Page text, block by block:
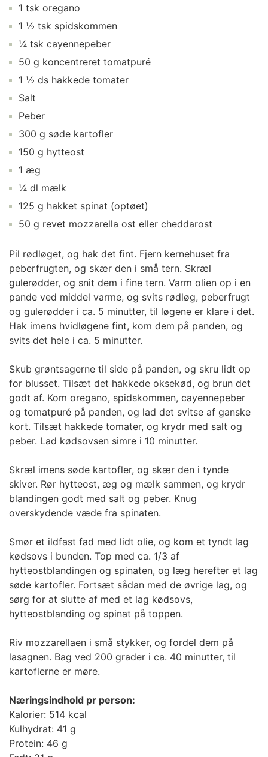
1 tsk oregano
1 ½ tsk spidskommen
¼ tsk cayennepeber
50 g koncentreret tomatpuré
1 ½ ds hakkede tomater
Salt
Peber
300 g søde kartofler
150 g hytteost
1 æg
¼ dl mælk
125 g hakket spinat (optøet)
50 g revet mozzarella ost eller cheddarost
Pil rødløget, og hak det fint. Fjern kernehuset fra
peberfrugten, og skær den i små tern. Skræl
gulerødder, og snit dem i fine tern. Varm olien op i en
pande ved middel varme, og svits rødløg, peberfrugt
og gulerødder i ca. 5 minutter, til løgene er klare i det.
Hak imens hvidløgene fint, kom dem på panden, og
svits det hele i ca. 5 minutter.
Skub grøntsagerne til side på panden, og skru lidt op
for blusset. Tilsæt det hakkede oksekød, og brun det
godt af. Kom oregano, spidskommen, cayennepeber
og tomatpuré på panden, og lad det svitse af ganske
kort. Tilsæt hakkede tomater, og krydr med salt og
peber. Lad kødsovsen simre i 10 minutter.
Skræl imens søde kartofler, og skær den i tynde
skiver. Rør hytteost, æg og mælk sammen, og krydr
blandingen godt med salt og peber. Knug
overskydende væde fra spinaten.
Smør et ildfast fad med lidt olie, og kom et tyndt lag
kødsovs i bunden. Top med ca. 1/3 af
hytteostblandingen og spinaten, og læg herefter et lag
søde kartofler. Fortsæt sådan med de øvrige lag, og
sørg for at slutte af med et lag kødsovs,
hytteostblanding og spinat på toppen.
Riv mozzarellaen i små stykker, og fordel dem på
lasagnen. Bag ved 200 grader i ca. 40 minutter, til
kartoflerne er møre.
Næringsindhold pr person:
Kalorier: 514 kcal
Kulhydrat: 41 g
Protein: 46 g